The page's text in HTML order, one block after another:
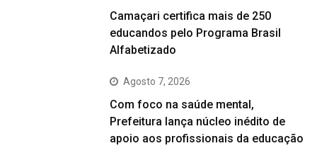
Camaçari certifica mais de 250
educandos pelo Programa Brasil
Alfabetizado
Agosto 7, 2026
Com foco na saúde mental,
Prefeitura lança núcleo inédito de
apoio aos profissionais da educação